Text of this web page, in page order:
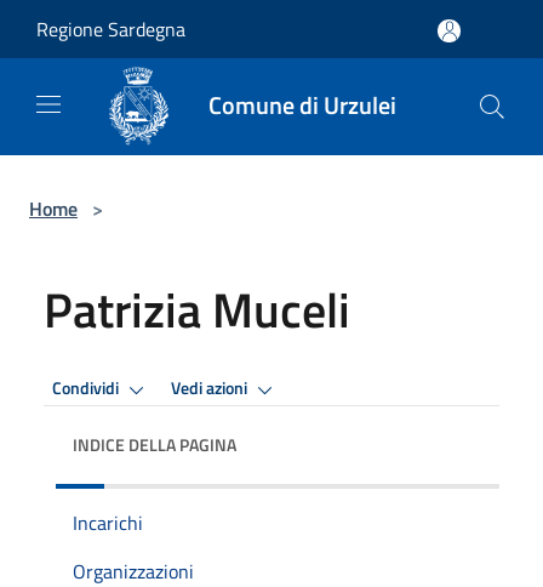
Regione Sardegna
Comune di Urzulei
Home >
Patrizia Muceli
Condividi Vedi azioni
INDICE DELLA PAGINA
Incarichi
Organizzazioni